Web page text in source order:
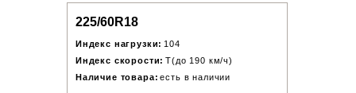
225/60R18
Индекс нагрузки: 104
Индекс скорости: T(до 190 км/ч)
Наличие товара: есть в наличии